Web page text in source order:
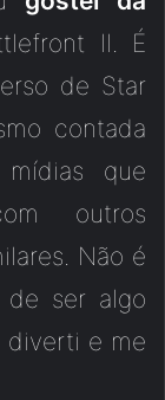
II. É
de Star
contada
que
outros
Não é
de ser algo
diverti e me